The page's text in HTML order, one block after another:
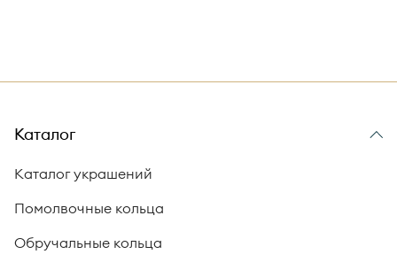
Каталог
Каталог украшений
Помолвочные кольца
Обручальные кольца